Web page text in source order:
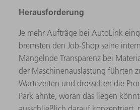
Herausforderung
Je mehr Aufträge bei AutoLink
bremsten den Job-Shop seine
Mangelnde Transparenz bei
der Maschinenauslastung führten
Wartezeiten und drosselten die
Park ahnte, woran das liegen